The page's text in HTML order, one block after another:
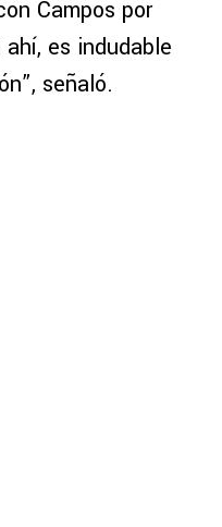
Campos por
es indudable
señaló.